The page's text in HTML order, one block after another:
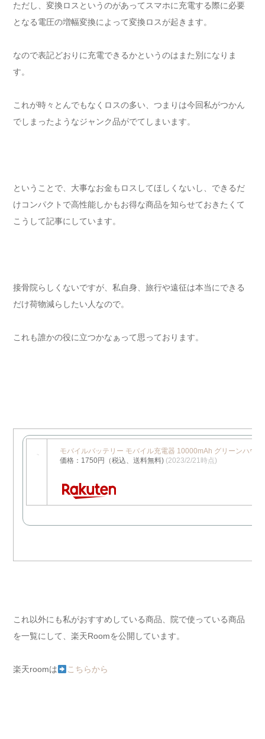
ただし、変換ロスというのがあってスマホに充電する際に必要
となる電圧の増幅変換によって変換ロスが起きます。
なので表記どおりに充電できるかというのはまた別になりま
す。
これが時々とんでもなくロスの多い、つまりは今回私がつかん
でしまったようなジャンク品がでてしまいます。
ということで、大事なお金もロスしてほしくないし、できるだ
けコンパクトで高性能しかもお得な商品を知らせておきたくて
こうして記事にしています。
接骨院らしくないですが、私自身、旅行や遠征は本当にできる
だけ荷物減らしたい人なので。
これも誰かの役に立つかなぁって思っております。
モバイルバッテリー モバイル充電器 10000mAh グリーンハウ
価格：1750円（税込、送料無料) (2023/2/21時点)
これ以外にも私がおすすめしている商品、院で使っている商品
を一覧にして、楽天Roomを公開しています。
楽天roomは こちらから